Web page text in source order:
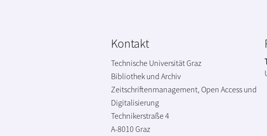
Kontakt
Technische Universität Graz
Bibliothek und Archiv
Zeitschriftenmanagement, Open Access und
Digitalisierung
Technikerstraße 4
A-8010 Graz